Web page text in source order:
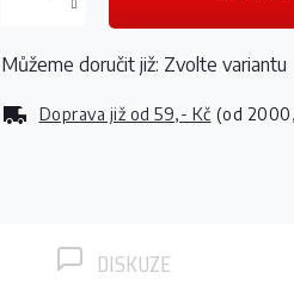
Doprava již od 59,- Kč (od
Můžeme doručit již: Zvolte variantu
DISKUZE